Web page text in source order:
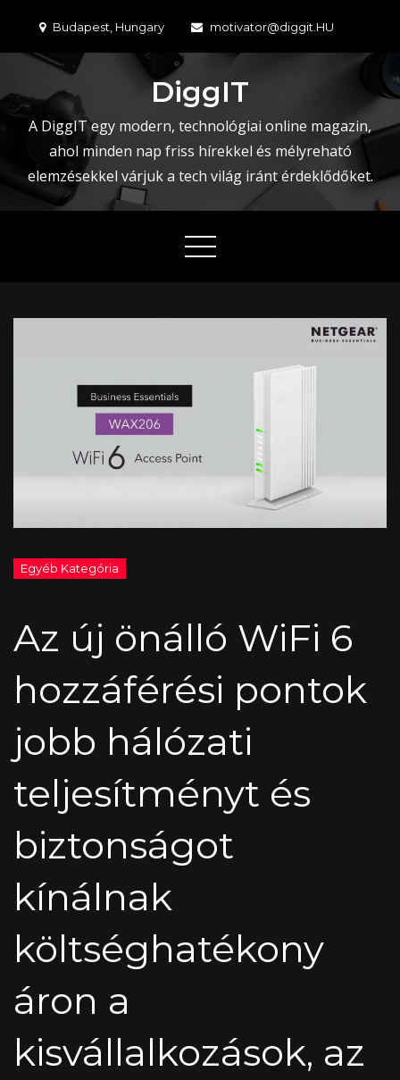
content
Budapest, Hungary motivator@diggit.HU
DiggIT
A DiggIT egy modern, technológiai online magazin,
ahol minden nap friss hírekkel és mélyreható
elemzésekkel várjuk a tech világ iránt érdeklődőket.
Az új önálló WiFi 6
hozzáférési pontok
jobb hálózati
teljesítményt és
biztonságot
kínálnak
költséghatékony
áron a
kisvállalkozások, az